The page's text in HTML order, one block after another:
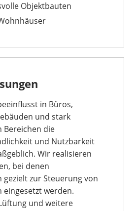
Objektbauten
in Büros,
und stark
die
und Nutzbarkeit
Wir realisieren
bei denen
gezielt zur Steuerung von
eingesetzt werden.
und weitere